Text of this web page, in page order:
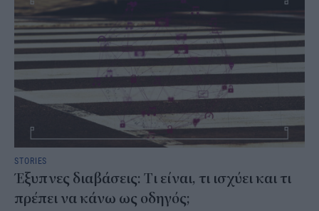
STORIES
Έξυπνες διαβάσεις: Tι είναι, τι ισχύει και τι
πρέπει να κάνω ως οδηγός;